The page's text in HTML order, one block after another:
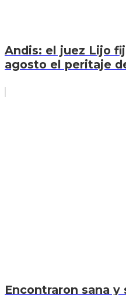
Andis: el juez Lijo
agosto el peritaje
Encontraron sana y